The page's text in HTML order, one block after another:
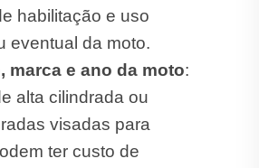
habilitação e uso
eventual da moto.
marca e ano da moto:
alta cilindrada ou
visadas para
ter custo de